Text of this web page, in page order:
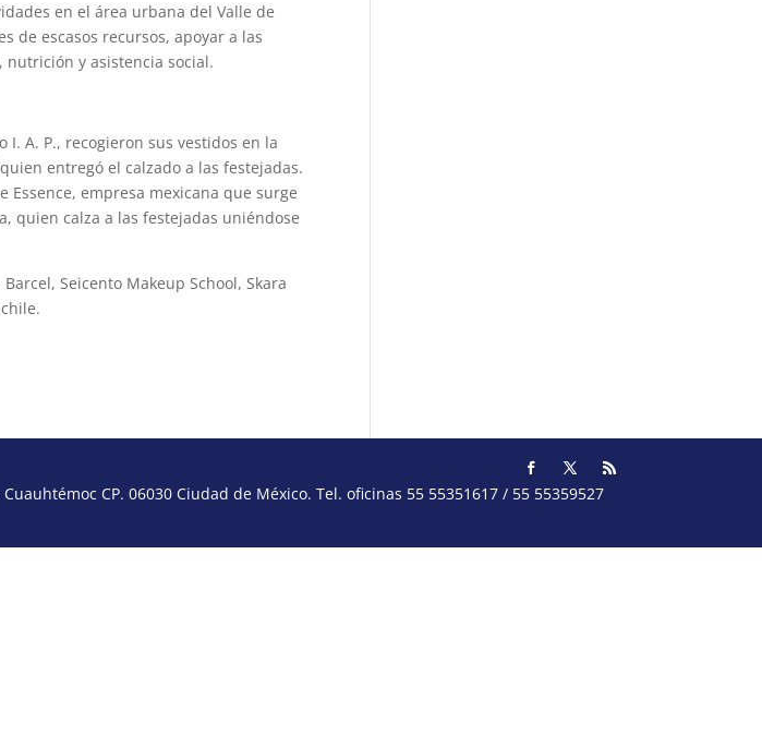
en el área urbana del Valle de
de escasos recursos, apoyar a las
y asistencia social.
I. A. P., recogieron sus vestidos en la
entregó el calzado a las festejadas.
Essence, empresa mexicana que surge
quien calza a las festejadas uniéndose
Seicento Makeup School, Skara
CP. 06030 Ciudad de México. Tel. oficinas 55 55351617 / 55 55359527